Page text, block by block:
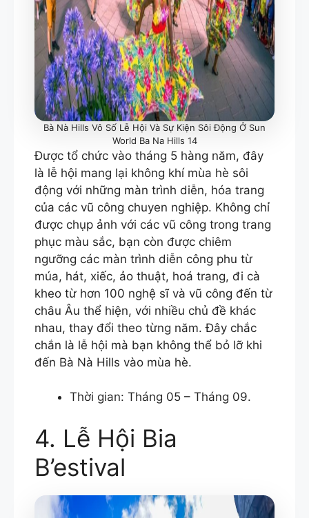
Bà Nà Hills Vô Số Lễ Hội Và Sự Kiện Sôi Động Ở Sun
World Ba Na Hills 14
Được tổ chức vào tháng 5 hàng năm, đây
là lễ hội mang lại không khí mùa hè sôi
động với những màn trình diễn, hóa trang
của các vũ công chuyen nghiệp. Không chỉ
được chụp ảnh với các vũ công trong trang
phục màu sắc, bạn còn được chiêm
ngưỡng các màn trình diễn công phu từ
múa, hát, xiếc, ảo thuật, hoá trang, đi cà
kheo từ hơn 100 nghệ sĩ và vũ công đến từ
châu Âu thể hiện, với nhiều chủ đề khác
nhau, thay đổi theo từng năm. Đây chắc
chắn là lễ hội mà bạn không thể bỏ lỡ khi
đến Bà Nà Hills vào mùa hè.
Thời gian: Tháng 05 – Tháng 09.
4. Lễ Hội Bia
B’estival